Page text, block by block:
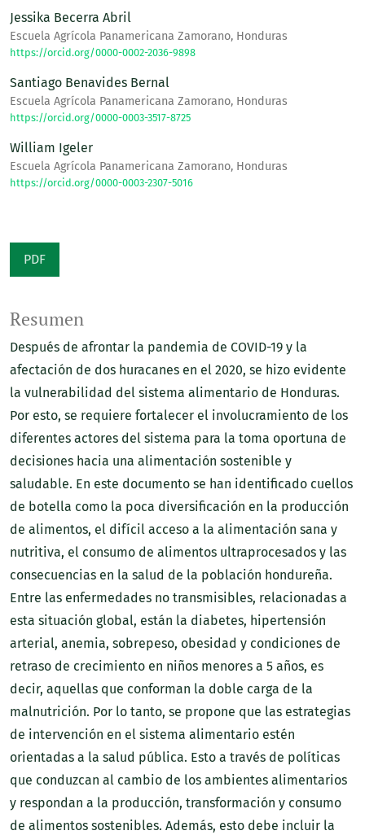
Jessika Becerra Abril
Escuela Agrícola Panamericana Zamorano, Honduras
https://orcid.org/0000-0002-2036-9898
Santiago Benavides Bernal
Escuela Agrícola Panamericana Zamorano, Honduras
https://orcid.org/0000-0003-3517-8725
William Igeler
Escuela Agrícola Panamericana Zamorano, Honduras
https://orcid.org/0000-0003-2307-5016
PDF
Resumen
Después de afrontar la pandemia de COVID-19 y la
afectación de dos huracanes en el 2020, se hizo evidente
la vulnerabilidad del sistema alimentario de Honduras.
Por esto, se requiere fortalecer el involucramiento de los
diferentes actores del sistema para la toma oportuna de
decisiones hacia una alimentación sostenible y
saludable. En este documento se han identificado cuellos
de botella como la poca diversificación en la producción
de alimentos, el difícil acceso a la alimentación sana y
nutritiva, el consumo de alimentos ultraprocesados y las
consecuencias en la salud de la población hondureña.
Entre las enfermedades no transmisibles, relacionadas a
esta situación global, están la diabetes, hipertensión
arterial, anemia, sobrepeso, obesidad y condiciones de
retraso de crecimiento en niños menores a 5 años, es
decir, aquellas que conforman la doble carga de la
malnutrición. Por lo tanto, se propone que las estrategias
de intervención en el sistema alimentario estén
orientadas a la salud pública. Esto a través de políticas
que conduzcan al cambio de los ambientes alimentarios
y respondan a la producción, transformación y consumo
de alimentos sostenibles. Además, esto debe incluir la